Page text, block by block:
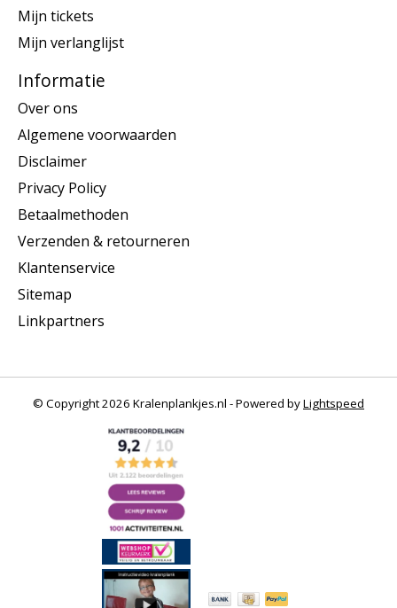
Mijn tickets
Mijn verlanglijst
Informatie
Over ons
Algemene voorwaarden
Disclaimer
Privacy Policy
Betaalmethoden
Verzenden & retourneren
Klantenservice
Sitemap
Linkpartners
© Copyright 2026 Kralenplankjes.nl - Powered byLightspeed